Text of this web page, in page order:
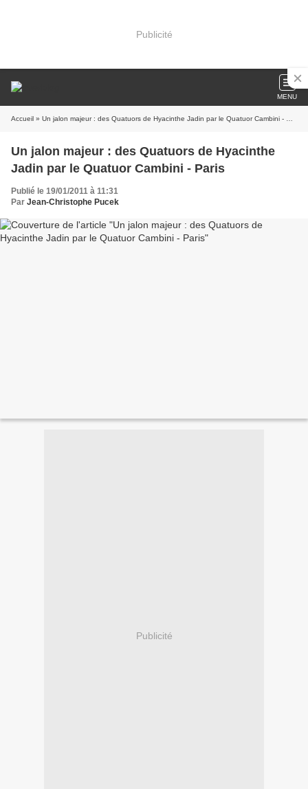
Publicité
MENU
Accueil » Un jalon majeur : des Quatuors de Hyacinthe Jadin par le Quatuor Cambini - Paris
Un jalon majeur : des Quatuors de Hyacinthe
Jadin par le Quatuor Cambini - Paris
Publié le 19/01/2011 à 11:31
Par Jean-Christophe Pucek
Publicité